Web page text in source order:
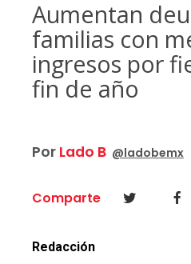
Aumentan
familias con
ingresos por
fin de año
Por Lado B @ladobemx
Comparte
Redacción